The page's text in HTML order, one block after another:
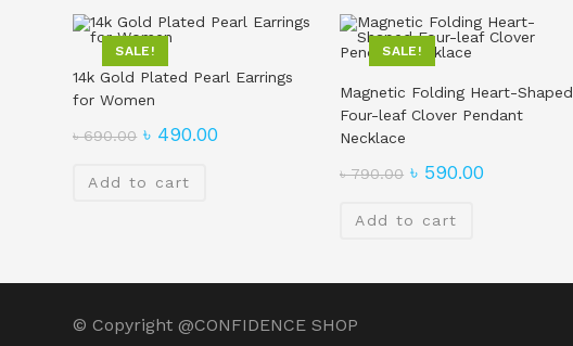
SALE!
14k Gold Plated Pearl Earrings
for Women
৳690.00 ৳ 490.00
Add to cart
SALE!
Magnetic Folding Heart-Shaped
Four-leaf Clover Pendant
Necklace
৳790.00 ৳ 590.00
Add to cart
© Copyright@CONFIDENCE SHOP